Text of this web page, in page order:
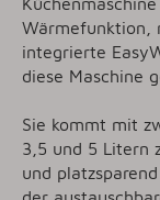
Wärmefunktion,
integrierte
diese Maschine
Sie kommt mit
3,5 und 5 Litern
und